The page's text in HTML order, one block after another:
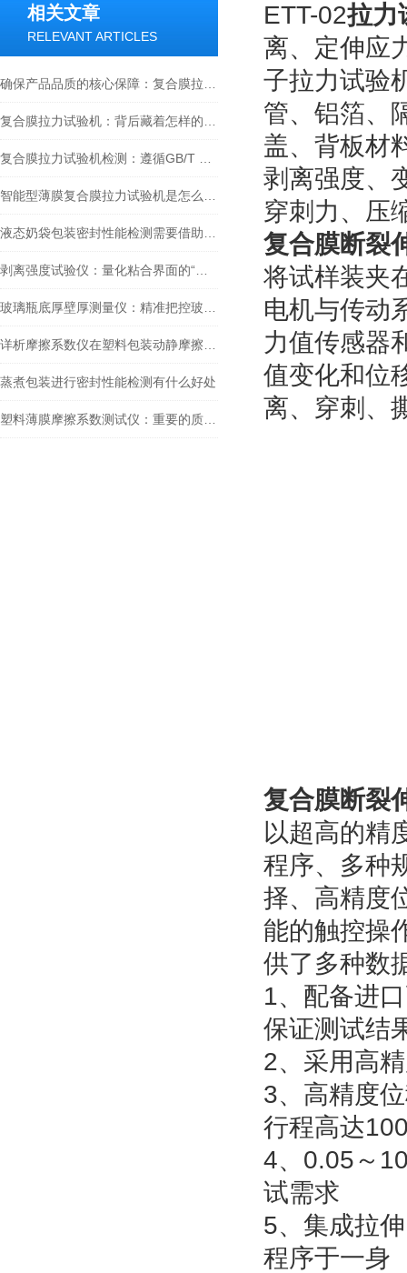
相关文章
RELEVANT ARTICLES
蒸煮包装进行密封性能检测有什么好处
ETT-02拉力
离、定伸应
子拉力试验
管、铝箔、
盖、背板材
剥离强度、
穿刺力、压
复合膜断裂
将试样装夹
电机与传动
力值传感器
值变化和位
离、穿刺、
复合膜断裂
以超高的精
程序、多种
择、高精度
能的触控操
供了多种数
1、配备进
保证测试结
2、采用高
3、高精度
行程高达
4、0.05～
试需求
5、集成拉
程序于一身